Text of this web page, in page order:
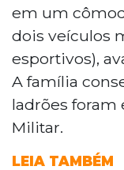
em um
dois veículos
esportivos),
A família
ladrões foram
Militar.
LEIA TAMBÉM